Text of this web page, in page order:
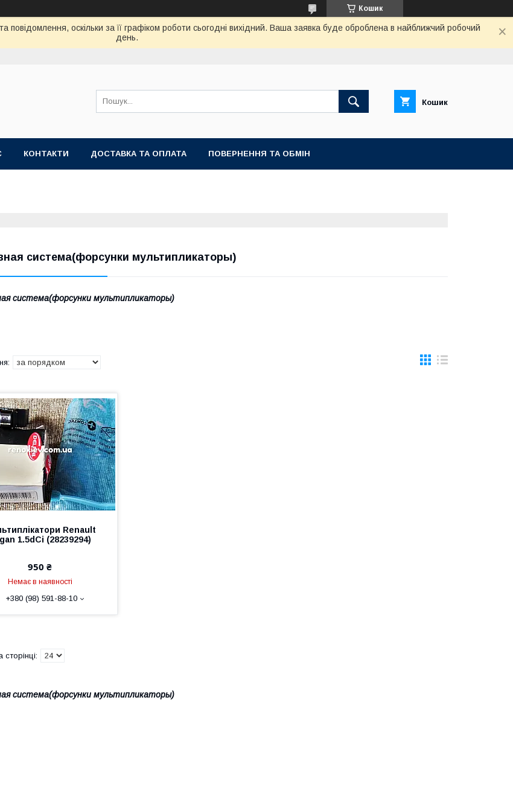
Кошик
оскільки за її графіком роботи сьогодні вихідний. Ваша заявка буде оброблена в найближчий робочий
день.
Кошик
КОНТАКТИ ДОСТАВКА ТА ОПЛАТА ПОВЕРНЕННЯ ТА ОБМІН
система(форсунки мультипликаторы)
система(форсунки мультипликаторы)
Renault
1.5dCi (28239294)
950 ₴
Немає в наявності
+380 (98) 591-88-10
система(форсунки мультипликаторы)